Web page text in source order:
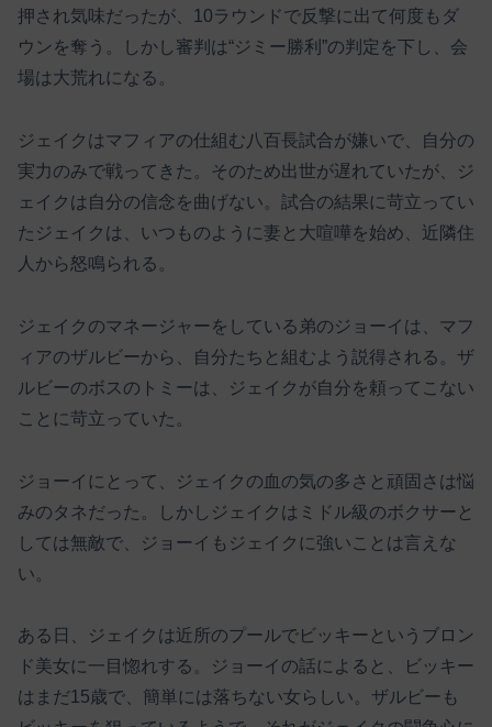
押され気味だったが、10ラウンドで反撃に出て何度もダ
ウンを奪う。しかし審判は“ジミー勝利”の判定を下し、会
場は大荒れになる。
ジェイクはマフィアの仕組む八百長試合が嫌いで、自分の
実力のみで戦ってきた。そのため出世が遅れていたが、ジ
ェイクは自分の信念を曲げない。試合の結果に苛立ってい
たジェイクは、いつものように妻と大喧嘩を始め、近隣住
人から怒鳴られる。
ジェイクのマネージャーをしている弟のジョーイは、マフ
ィアのザルビーから、自分たちと組むよう説得される。ザ
ルビーのボスのトミーは、ジェイクが自分を頼ってこない
ことに苛立っていた。
ジョーイにとって、ジェイクの血の気の多さと頑固さは悩
みのタネだった。しかしジェイクはミドル級のボクサーと
しては無敵で、ジョーイもジェイクに強いことは言えな
い。
ある日、ジェイクは近所のプールでビッキーというブロン
ド美女に一目惚れする。ジョーイの話によると、ビッキー
はまだ15歳で、簡単には落ちない女らしい。ザルビーも